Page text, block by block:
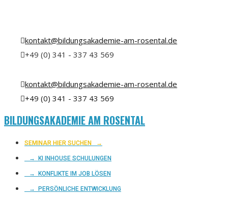
kontakt@bildungsakademie-am-rosental.de
+49 (0) 341 - 337 43 569
kontakt@bildungsakademie-am-rosental.de
+49 (0) 341 - 337 43 569
BILDUNGSAKADEMIE AM ROSENTAL
SEMINAR HIER SUCHEN →
→ KI INHOUSE SCHULUNGEN
→ KONFLIKTE IM JOB LÖSEN
→ PERSÖNLICHE ENTWICKLUNG